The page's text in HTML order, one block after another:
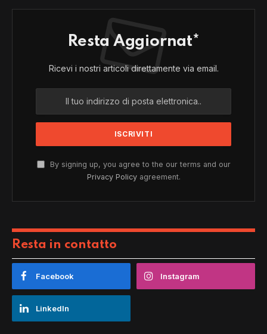
Resta Aggiornat*
Ricevi i nostri articoli direttamente via email.
By signing up, you agree to the our terms and our
Privacy Policyagreement.
Resta in contatto
Facebook Instagram
LinkedIn